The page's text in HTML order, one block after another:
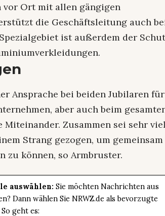
vor Ort mit allen gängigen
die Geschäftsleitung auch
ist außerdem der
Ansprache bei beiden Jubilaren für
aber auch beim
Zusammen sei sehr viel
Strang gezogen, um gemeinsam
zu können, so Armbruster.
auswählen: Sie möchten Nachrichten aus
Dann wählen Sie NRWZ.de als bevorzugte
geht es: